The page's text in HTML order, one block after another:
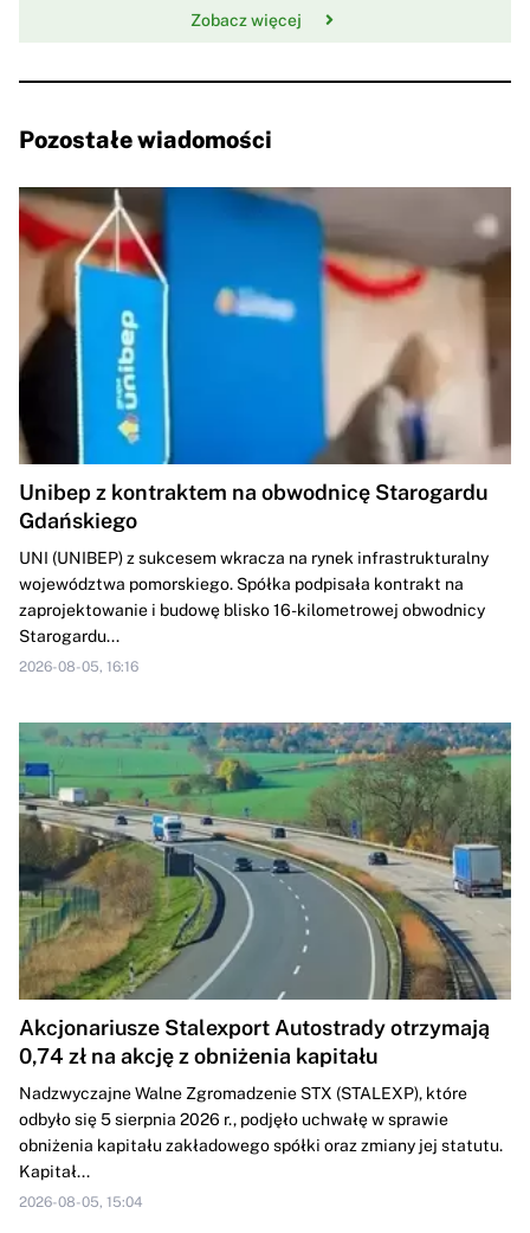
Zobacz więcej
Pozostałe wiadomości
Unibep z kontraktem na obwodnicę Starogardu
Gdańskiego
UNI (UNIBEP) z sukcesem wkracza na rynek infrastrukturalny
województwa pomorskiego. Spółka podpisała kontrakt na
zaprojektowanie i budowę blisko 16-kilometrowej obwodnicy
Starogardu...
2026-08-05, 16:16
Akcjonariusze Stalexport Autostrady otrzymają
0,74 zł na akcję z obniżenia kapitału
Nadzwyczajne Walne Zgromadzenie STX (STALEXP), które
odbyło się 5 sierpnia 2026 r., podjęło uchwałę w sprawie
obniżenia kapitału zakładowego spółki oraz zmiany jej statutu.
Kapitał...
2026-08-05, 15:04